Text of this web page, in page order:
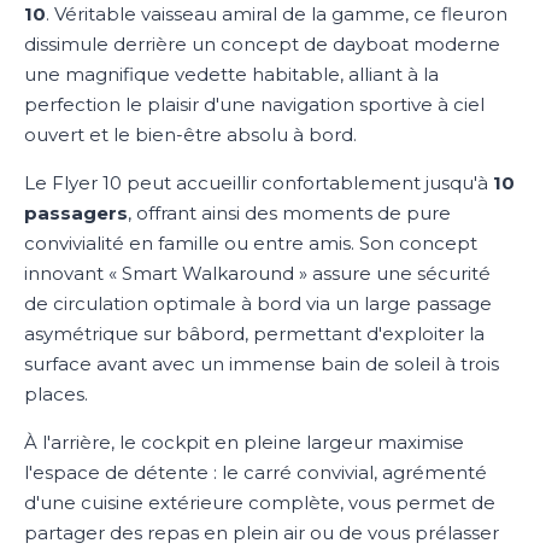
10. Véritable vaisseau amiral de la gamme, ce fleuron
dissimule derrière un concept de dayboat moderne
une magnifique vedette habitable, alliant à la
perfection le plaisir d'une navigation sportive à ciel
ouvert et le bien-être absolu à bord.
Le Flyer 10 peut accueillir confortablement jusqu'à 10
passagers, offrant ainsi des moments de pure
convivialité en famille ou entre amis. Son concept
innovant « Smart Walkaround » assure une sécurité
de circulation optimale à bord via un large passage
asymétrique sur bâbord, permettant d'exploiter la
surface avant avec un immense bain de soleil à trois
places.
À l'arrière, le cockpit en pleine largeur maximise
l'espace de détente : le carré convivial, agrémenté
d'une cuisine extérieure complète, vous permet de
partager des repas en plein air ou de vous prélasser